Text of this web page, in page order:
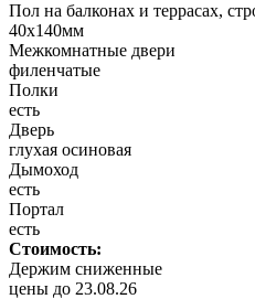
Пол на балконах и террасах,
40x140мм
Межкомнатные двери
филенчатые
Полки
есть
Дверь
глухая осиновая
Дымоход
есть
Портал
есть
Стоимость:
Держим сниженные
цены до 23.08.26